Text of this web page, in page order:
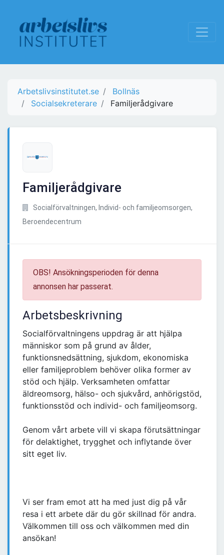
Arbetslivsinstitutet.se
Bollnäs
Socialsekreterare
Familjerådgivare
Familjerådgivare
Socialförvaltningen, Individ- och familjeomsorgen,
Beroendecentrum
OBS! Ansökningsperioden för denna
annonsen har passerat.
Arbetsbeskrivning
Socialförvaltningens uppdrag är att hjälpa
människor som på grund av ålder,
funktionsnedsättning, sjukdom, ekonomiska
eller familjeproblem behöver olika former av
stöd och hjälp. Verksamheten omfattar
äldreomsorg, hälso- och sjukvård, anhörigstöd,
funktionsstöd och individ- och familjeomsorg.
Genom vårt arbete vill vi skapa förutsättningar
för delaktighet, trygghet och inflytande över
sitt eget liv.
Vi ser fram emot att ha med just dig på vår
resa i ett arbete där du gör skillnad för andra.
Välkommen till oss och välkommen med din
ansökan!